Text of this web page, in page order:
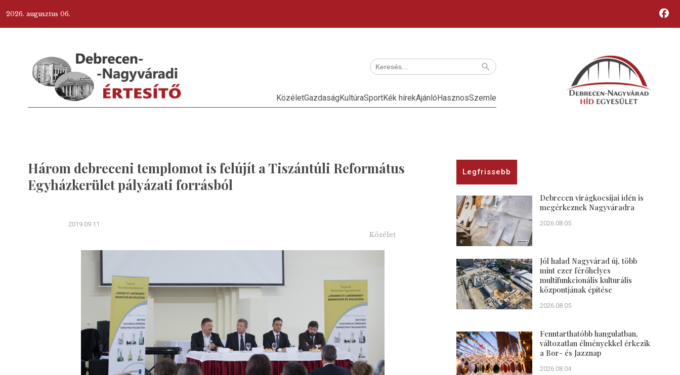
2026. augusztus 06.
KözéletGazdaságKultúraSportKék hírekAjánlóHasznosSzemle
Három debreceni templomot is felújít a Tiszántúli Református
Egyházkerület pályázati forrásból
2019.09.11
Közélet
Legfrissebb
Debrecen virágkocsijai idén is
megérkeznek Nagyváradra
2026.08.05
Jól halad Nagyvárad új, több
mint ezer férőhelyes
multifunkcionális kulturális
központjának építése
2026.08.05
Fenntarthatóbb hangulatban,
változatlan élményekkel érkezik
a Bor- és Jazznap
2026.08.04